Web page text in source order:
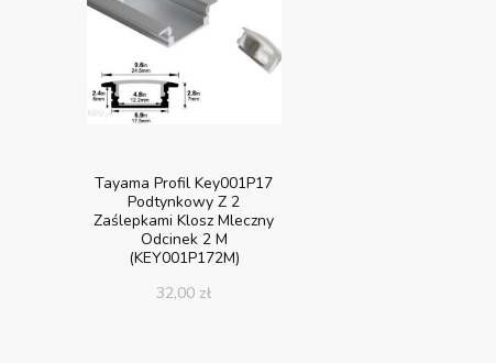
Tayama Profil Key001P17
Podtynkowy Z 2
Zaślepkami Klosz Mleczny
Odcinek 2 M
(KEY001P172M)
32,00 zł